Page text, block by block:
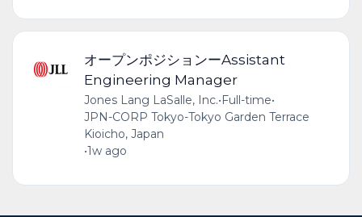
オープンポジションーAssistant
Engineering Manager
Jones Lang LaSalle, Inc.•Full-time•
JPN-CORP Tokyo-Tokyo Garden Terrace
Kioicho, Japan
•1w ago